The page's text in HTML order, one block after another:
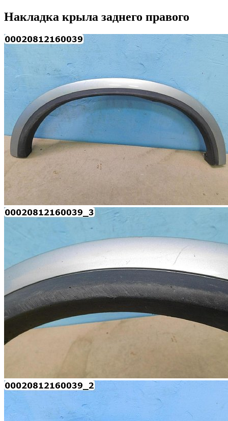
Накладка крыла заднего правого